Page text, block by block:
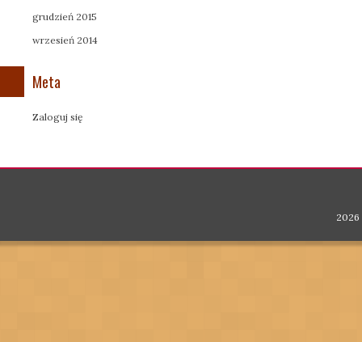
grudzień 2015
wrzesień 2014
Meta
Zaloguj się
2026